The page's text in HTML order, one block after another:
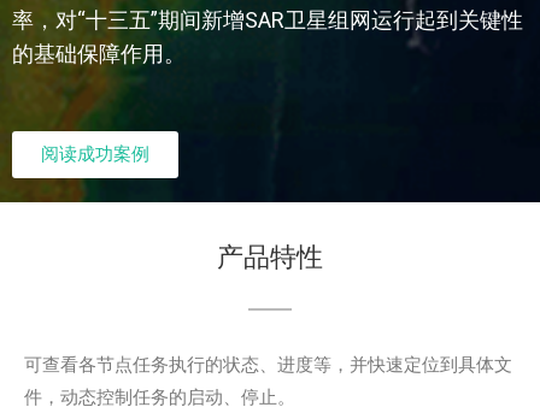
率，对“十三五”期间新增SAR卫星组网运行起到关键性
的基础保障作用。
阅读成功案例
产品特性
可查看各节点任务执行的状态、进度等，并快速定位到具体文
件，动态控制任务的启动、停止。